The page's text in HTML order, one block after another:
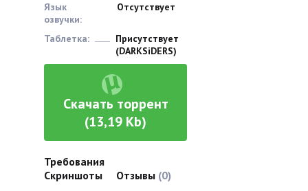
Язык
озвучки:
Отсутствует
Таблетка:
Присутствует
(DARKSiDERS)
Скачать торрент
(13,19 Kb)
Требования
Скриншоты
Отзывы (0)